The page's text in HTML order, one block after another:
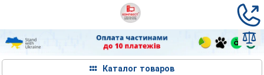
Каталог товаров